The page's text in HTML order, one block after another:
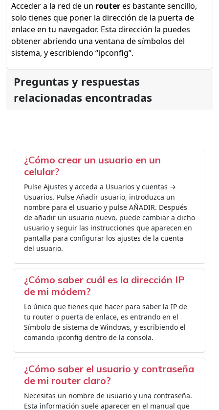
Acceder a la red de un routeres bastante sencillo,
solo tienes que poner la dirección de la puerta de
enlace en tu navegador. Esta dirección la puedes
obtener abriendo una ventana de símbolos del
sistema, y escribiendo “ipconfig”.
Preguntas y respuestas
relacionadas encontradas
¿Cómo crear un usuario en un
celular?
Pulse Ajustes y acceda a Usuarios y cuentas →
Usuarios. Pulse Añadir usuario, introduzca un
nombre para el usuario y pulse AÑADIR. Después
de añadir un usuario nuevo, puede cambiar a dicho
usuario y seguir las instrucciones que aparecen en
pantalla para configurar los ajustes de la cuenta
del usuario.
¿Cómo saber cuál es la dirección IP
de mi módem?
Lo único que tienes que hacer para saber la IP de
tu router o puerta de enlace, es entrando en el
Símbolo de sistema de Windows, y escribiendo el
comando ipconfig dentro de la consola.
¿Cómo saber el usuario y contraseña
de mi router claro?
Necesitas un nombre de usuario y una contraseña.
Esta información suele aparecer en el manual que